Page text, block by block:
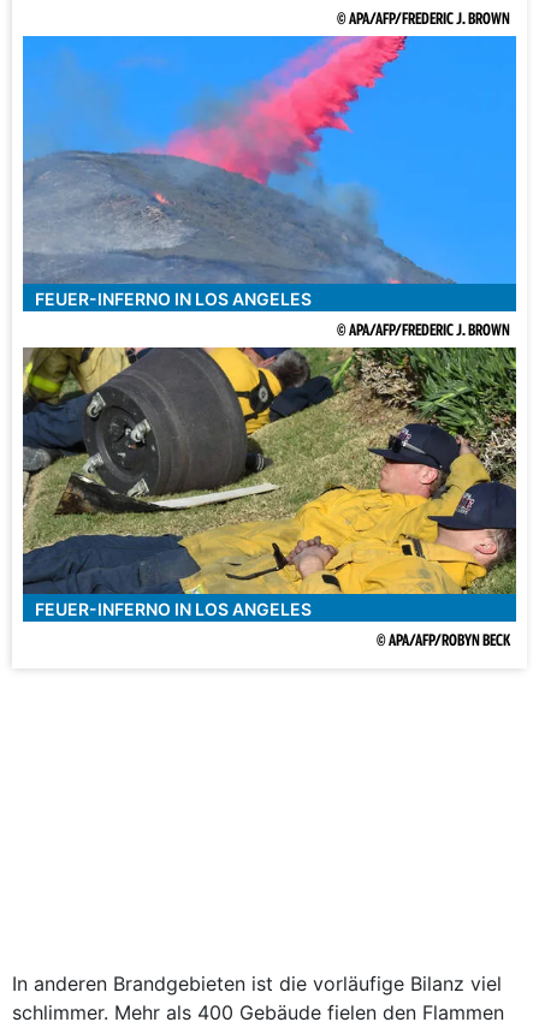
© APA/AFP/FREDERIC J. BROWN
FEUER-INFERNO IN LOS ANGELES
© APA/AFP/FREDERIC J. BROWN
FEUER-INFERNO IN LOS ANGELES
© APA/AFP/ROBYN BECK
In anderen Brandgebieten ist die vorläufige Bilanz viel
schlimmer. Mehr als 400 Gebäude fielen den Flammen